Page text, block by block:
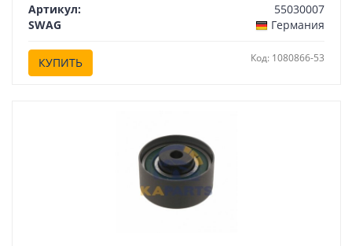
Артикул:
55030007
SWAG
Германия
КУПИТЬ Код: 1080866-53